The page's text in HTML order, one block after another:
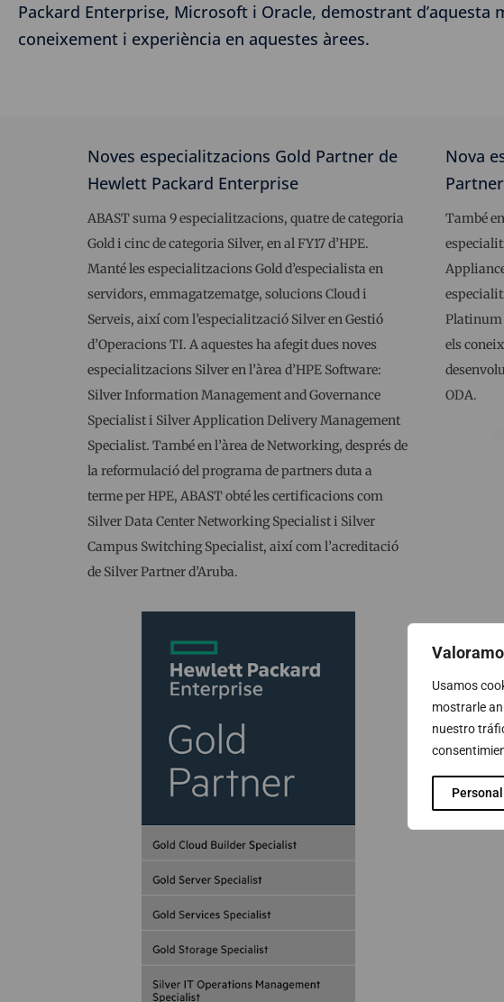
Usamos
mostrarle
nuestro
Packard Enterprise, Microsoft i Oracle, demostrant
coneixement i experiència en aquestes àrees.
Noves especialitzacions Gold Partner de
Hewlett Packard Enterprise
ABAST suma 9 especialitzacions, quatre de categoria
Gold i cinc de categoria Silver, en al FY17 d’HPE.
Manté les especialitzacions Gold d’especialista en
servidors, emmagatzematge, solucions Cloud i
Serveis, així com l’especialització Silver en Gestió
d’Operacions TI. A aquestes ha afegit dues noves
especialitzacions Silver en l’àrea d’HPE Software:
Silver Information Management and Governance
Specialist i Silver Application Delivery Management
Specialist. També en l’àrea de Networking, després de
la reformulació del programa de partners duta a
terme per HPE, ABAST obté les certificacions com
Silver Data Center Networking Specialist i Silver
Campus Switching Specialist, així com l’acreditació
de Silver Partner d’Aruba.
Nova
També
Platinum
els
ODA.